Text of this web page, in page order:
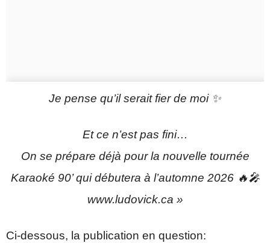
Je pense qu’il serait fier de moi ✨
Et ce n’est pas fini…
On se prépare déjà pour la nouvelle tournée
Karaoké 90’ qui débutera à l’automne 2026 🔥🎤
www.ludovick.ca »
Ci-dessous, la publication en question: